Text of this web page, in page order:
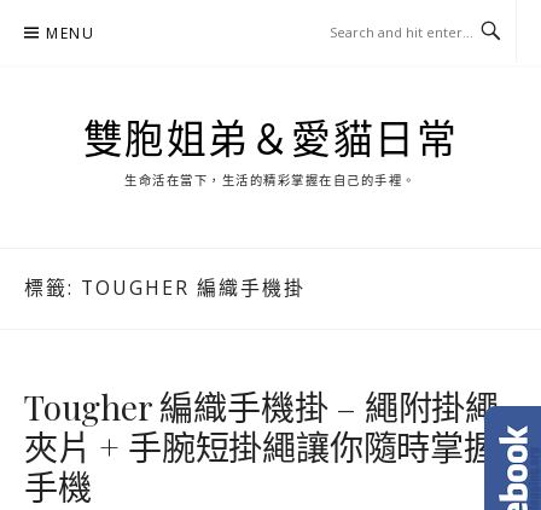
MENU
雙胞姐弟＆愛貓日常
生命活在當下，生活的精彩掌握在自己的手裡。
標籤: TOUGHER 編織手機掛
Tougher 編織手機掛 – 繩附掛繩
夾片 + 手腕短掛繩讓你隨時掌握
手機